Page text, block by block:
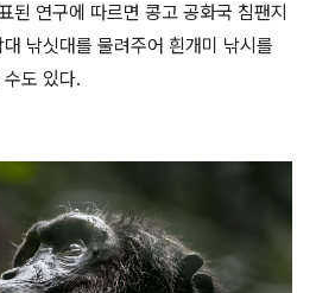
연구에 따르면 콩고 공화국 침팬지
낚싯대를 물려주어 흰개미 낚시를
도 있다.